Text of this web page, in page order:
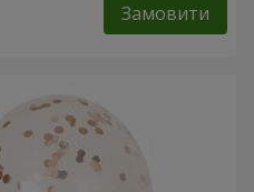
Замовити